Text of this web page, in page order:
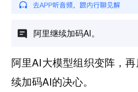
阿里继续加码AI。
阿里AI大模型组织变阵，
续加码AI的决心。